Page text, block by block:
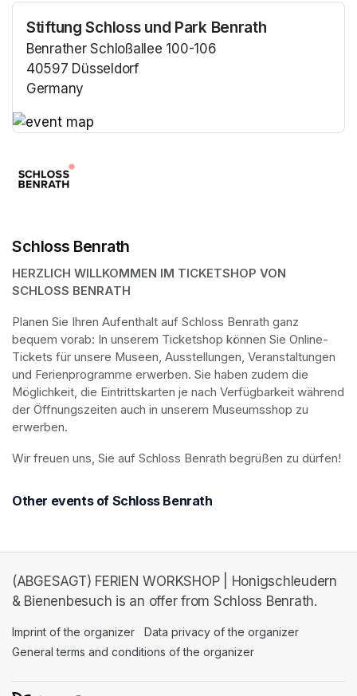
Stiftung Schloss und Park Benrath
Benrather Schloßallee 100-106
40597 Düsseldorf
Germany
Schloss Benrath
HERZLICH WILLKOMMEN IM TICKETSHOP VON
SCHLOSS BENRATH
Planen Sie Ihren Aufenthalt auf Schloss Benrath ganz
bequem vorab: In unserem Ticketshop können Sie Online-
Tickets für unsere Museen, Ausstellungen, Veranstaltungen
und Ferienprogramme erwerben. Sie haben zudem die
Möglichkeit, die Eintrittskarten je nach Verfügbarkeit während
der Öffnungszeiten auch in unserem Museumsshop zu
erwerben.
Wir freuen uns, Sie auf Schloss Benrath begrüßen zu dürfen!
Other events of Schloss Benrath
(ABGESAGT) FERIEN WORKSHOP | Honigschleudern
& Bienenbesuch is an offer from Schloss Benrath.
Imprint of the organizer (opens in a new tab)
Data privacy of the organizer
General terms and conditions of the organizer